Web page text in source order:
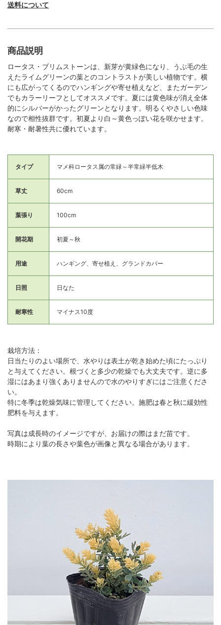
送料について
商品説明
ロータス・ブリムストーンは、新芽が黄緑色になり、うぶ毛の生
えたライムグリーンの葉とのコントラストが美しい植物です。横
にも広がってくるのでハンギングや寄せ植えなど、またガーデン
でもカラーリーフとしてオススメです。夏には黄色味が消え全体
的にシルバーがかったグリーンとなります。明るくやさしい色味
なので相性抜群です。初夏より白～黄色っぽい花を咲かせます。
耐寒・耐暑性共に優れています。
タイプ マメ科ロータス属の常緑～半常緑半低木
草丈 60cm
葉張り 100cm
開花期 初夏～秋
用途 ハンギング、寄せ植え、グランドカバー
日照 日なた
耐寒性 マイナス10度
栽培方法：
日当たりのよい場所で、水やりは表土が乾き始めた頃にたっぷり
と与えてください。根づくと多少の乾燥でも大丈夫です。逆に多
湿にはあまり強くありませんので水のやりすぎにはご注意くださ
い。
特に冬季は乾燥気味に管理してください。施肥は春と秋に緩効性
肥料を与えます。
写真は成長時のイメージですが、お届けの際はまだ苗です。
時期により葉の長さや葉色が画像と異なる場合があります。